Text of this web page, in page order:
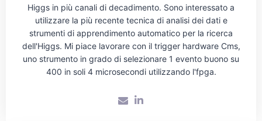
Higgs in più canali di decadimento. Sono interessato a
utilizzare la più recente tecnica di analisi dei dati e
strumenti di apprendimento automatico per la ricerca
dell'Higgs. Mi piace lavorare con il trigger hardware Cms,
uno strumento in grado di selezionare 1 evento buono su
400 in soli 4 microsecondi utilizzando l'fpga.